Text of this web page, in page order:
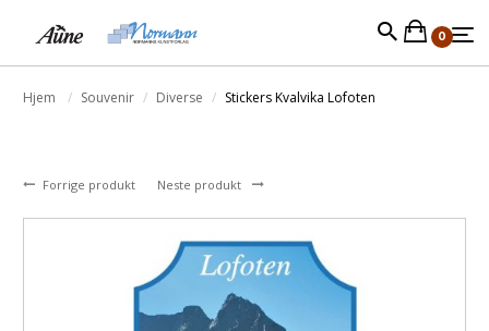
0
Hjem Souvenir Diverse Stickers Kvalvika Lofoten
Forrige produkt Neste produkt